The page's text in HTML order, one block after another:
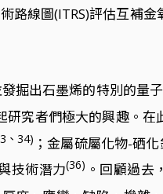
線圖(ITRS)評估互補
發掘出石墨烯的特別的量
研究者們極大的興趣。
、34) ；金屬硫屬化物-硒
技術潛力(36) 。回顧過去